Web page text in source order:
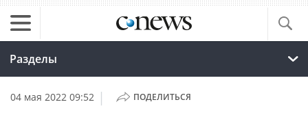
Разделы
04 мая 2022 09:52 | ПОДЕЛИТЬСЯ